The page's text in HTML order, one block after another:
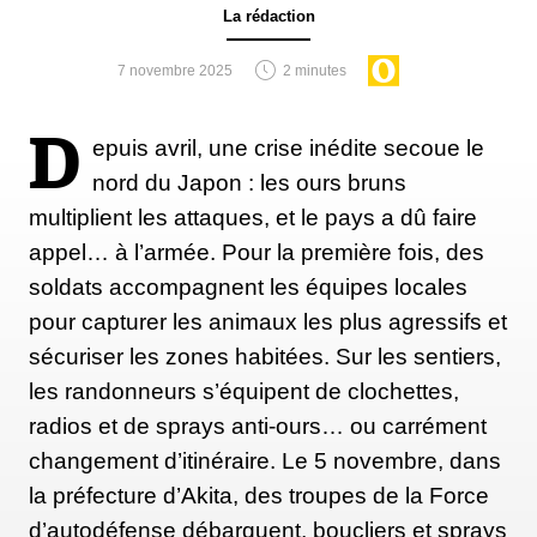
Placez-vous sur la pointe des pieds au bord d’une
marche, talons dans le vide. Montez sur les pointes,
marquez une pause, puis redescendez lentement les
remonter.
Travailler les mollets jambes fléchies
Réalisez le même mouvement en gardant les genoux
légèrement fléchis afin de solliciter une autre partie
du muscle. Vous pouvez vous appuyer contre un
mur pour garder l’équilibre.
Renforcer les muscles du tibia : relevés de
pointes de pied
La rédaction
7 novembre 2025 2 minutes
D epuis avril, une crise inédite secoue le
nord du Japon : les ours bruns
multiplient les attaques, et le pays a dû faire
appel… à l’armée. Pour la première fois, des
soldats accompagnent les équipes locales
pour capturer les animaux les plus agressifs et
sécuriser les zones habitées. Sur les sentiers,
les randonneurs s’équipent de clochettes,
radios et de sprays anti-ours… ou carrément
changement d’itinéraire. Le 5 novembre, dans
la préfecture d’Akita, des troupes de la Force
d’autodéfense débarquent, boucliers et sprays